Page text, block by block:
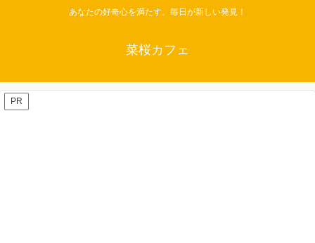
あなたの好奇心を満たす。毎日が新しい発見！
菜桜カフェ
PR